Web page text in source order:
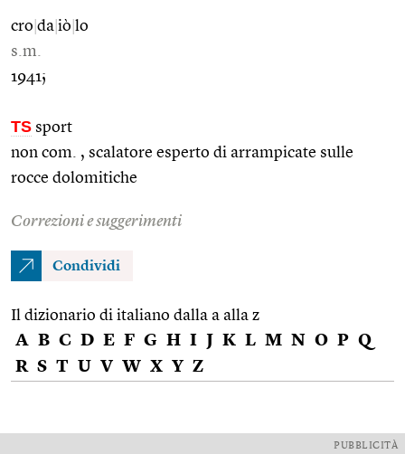
cro da iò lo
s.m.
1941;
TS sport
non com. , scalatore esperto di arrampicate sulle
rocce dolomitiche
Correzioni e suggerimenti
Condividi
Il dizionario di italiano dalla a alla z
A B C D E F G H I J K L M N O P Q
R S T U V W X Y Z
PUBBLICITÀ